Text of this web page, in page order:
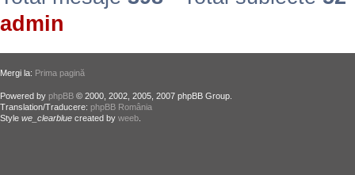
admin
Mergi la: Prima pagină
Powered by phpBB © 2000, 2002, 2005, 2007 phpBB Group.
Translation/Traducere: phpBB România
Style we_clearblue created by weeb